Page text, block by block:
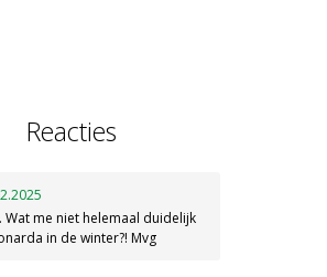
Reacties
Wat me niet helemaal duidelijk
in de winter?! Mvg